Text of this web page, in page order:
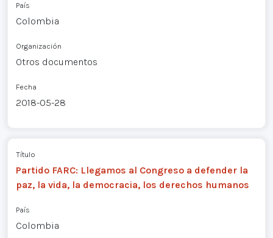
País
Colombia
Organización
Otros documentos
Fecha
2018-05-28
Título
Partido FARC: Llegamos al Congreso a defender la
paz, la vida, la democracia, los derechos humanos
País
Colombia